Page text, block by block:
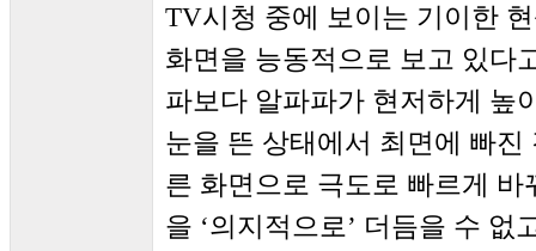
TV시청 중에 보이는 기이한
화면을 능동적으로 보고 있다
파보다 알파파가 현저하게 높
눈을 뜬 상태에서 최면에 빠
른 화면으로 극도로 빠르게
을 ‘의지적으로’ 더듬을 수 없